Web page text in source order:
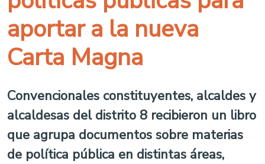
aportar a la nueva
Carta Magna
Convencionales constituyentes, alcaldes y
alcaldesas del distrito 8 recibieron un libro
que agrupa documentos sobre materias
de política pública en distintas áreas,